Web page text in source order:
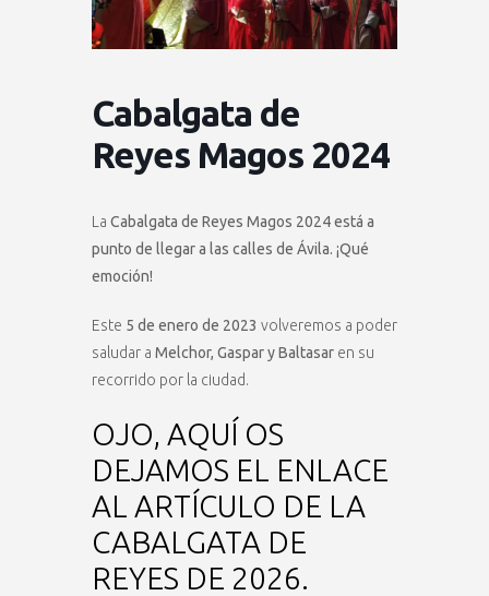
Cabalgata de
Reyes Magos 2024
La Cabalgata de Reyes Magos 2024 está a
punto de llegar a las calles de Ávila. ¡Qué
emoción!
Este 5 de enero de 2023 volveremos a poder
saludar a Melchor, Gaspar y Baltasar en su
recorrido por la ciudad.
OJO, AQUÍ OS
DEJAMOS EL ENLACE
AL ARTÍCULO DE LA
CABALGATA DE
REYES DE 2026.